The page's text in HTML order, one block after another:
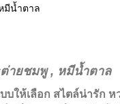
มีน้ำตาล
ายชมพู , หมีน้ำตาล
บให้เลือก สไตล์น่ารัก